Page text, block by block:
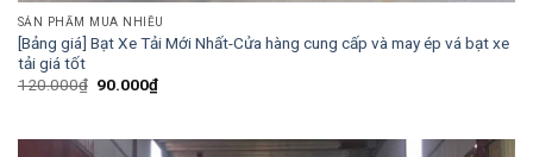
SẢN PHẨM MUA NHIỀU
[Bảng giá] Bạt Xe Tải Mới Nhất-Cửa hàng cung cấp và may ép vá bạt xe
tải giá tốt
120.000₫ Giá
90.000₫Giá
hiện
90.000₫.